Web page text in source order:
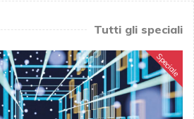
Tutti gli speciali
Speciale